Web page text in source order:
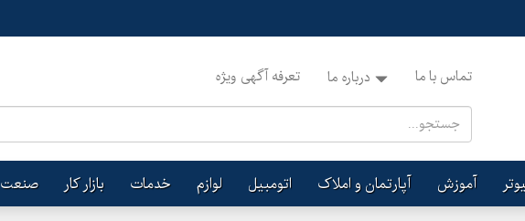
تماس با ما درباره ما تعرفه آگهی ویژه
آموزش آپارتمان و املاک اتومبیل لوازم خدمات بازار کار صنعت